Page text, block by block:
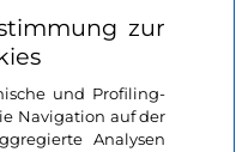
zur
und Profiling-
Navigation auf der
Analysen